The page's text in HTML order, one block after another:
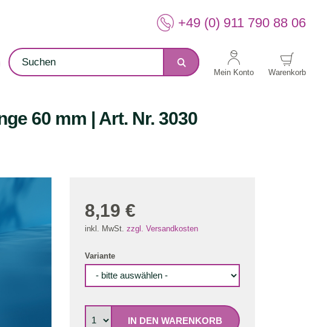
+49 (0) 911 790 88 06
Mein Konto Warenkorb
60 mm | Art. Nr. 3030
8,19 €
inkl. MwSt. zzgl. Versandkosten
Variante
IN DEN WARENKORB